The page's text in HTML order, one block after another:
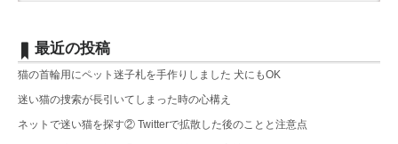
最近の投稿
猫の首輪用にペット迷子札を手作りしました 犬にもOK
迷い猫の捜索が長引いてしまった時の心構え
ネットで迷い猫を探す② Twitterで拡散した後のことと注意点